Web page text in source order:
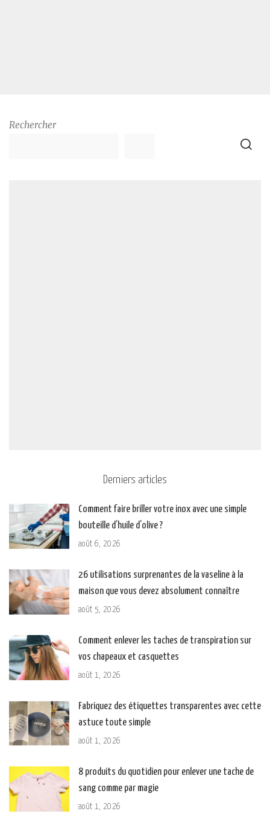
Rechercher
Derniers articles
Comment faire briller votre inox avec une simple
bouteille d’huile d’olive ?
août 6, 2026
26 utilisations surprenantes de la vaseline à la
maison que vous devez absolument connaître
août 5, 2026
Comment enlever les taches de transpiration sur
vos chapeaux et casquettes
août 1, 2026
Fabriquez des étiquettes transparentes avec cette
astuce toute simple
août 1, 2026
8 produits du quotidien pour enlever une tache de
sang comme par magie
août 1, 2026